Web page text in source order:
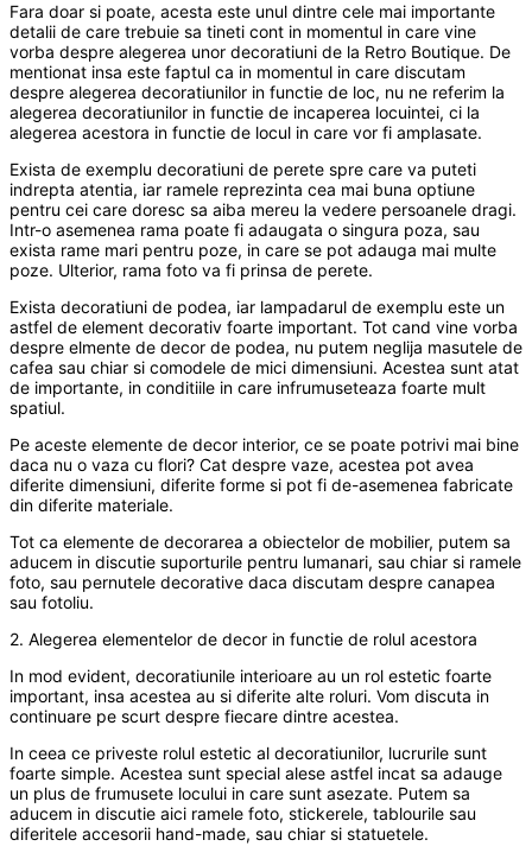
Fara doar si poate, acesta este unul dintre cele mai importante
detalii de care trebuie sa tineti cont in momentul in care vine
vorba despre alegerea unor decoratiuni de la Retro Boutique. De
mentionat insa este faptul ca in momentul in care discutam
despre alegerea decoratiunilor in functie de loc, nu ne referim la
alegerea decoratiunilor in functie de incaperea locuintei, ci la
alegerea acestora in functie de locul in care vor fi amplasate.
Exista de exemplu decoratiuni de perete spre care va puteti
indrepta atentia, iar ramele reprezinta cea mai buna optiune
pentru cei care doresc sa aiba mereu la vedere persoanele dragi.
Intr-o asemenea rama poate fi adaugata o singura poza, sau
exista rame mari pentru poze, in care se pot adauga mai multe
poze. Ulterior, rama foto va fi prinsa de perete.
Exista decoratiuni de podea, iar lampadarul de exemplu este un
astfel de element decorativ foarte important. Tot cand vine vorba
despre elmente de decor de podea, nu putem neglija masutele de
cafea sau chiar si comodele de mici dimensiuni. Acestea sunt atat
de importante, in conditiile in care infrumuseteaza foarte mult
spatiul.
Pe aceste elemente de decor interior, ce se poate potrivi mai bine
daca nu o vaza cu flori? Cat despre vaze, acestea pot avea
diferite dimensiuni, diferite forme si pot fi de-asemenea fabricate
din diferite materiale.
Tot ca elemente de decorarea a obiectelor de mobilier, putem sa
aducem in discutie suporturile pentru lumanari, sau chiar si ramele
foto, sau pernutele decorative daca discutam despre canapea
sau fotoliu.
2. Alegerea elementelor de decor in functie de rolul acestora
In mod evident, decoratiunile interioare au un rol estetic foarte
important, insa acestea au si diferite alte roluri. Vom discuta in
continuare pe scurt despre fiecare dintre acestea.
In ceea ce priveste rolul estetic al decoratiunilor, lucrurile sunt
foarte simple. Acestea sunt special alese astfel incat sa adauge
un plus de frumusete locului in care sunt asezate. Putem sa
aducem in discutie aici ramele foto, stickerele, tablourile sau
diferitele accesorii hand-made, sau chiar si statuetele.